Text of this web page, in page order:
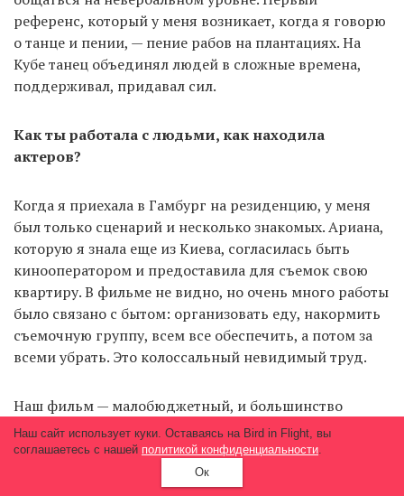
референс, который у меня возникает, когда я говорю
о танце и пении, — пение рабов на плантациях. На
Кубе танец объединял людей в сложные времена,
поддерживал, придавал сил.
Как ты работала с людьми, как находила
актеров?
Когда я приехала в Гамбург на резиденцию, у меня
был только сценарий и несколько знакомых. Ариана,
которую я знала еще из Киева, согласилась быть
кинооператором и предоставила для съемок свою
квартиру. В фильме не видно, но очень много работы
было связано с бытом: организовать еду, накормить
съемочную группу, всем все обеспечить, а потом за
всеми убрать. Это колоссальный невидимый труд.
Наш фильм — малобюджетный, и большинство
людей участвовало в нем из желания помочь,
получить новый опыт и просто пообщаться.
Большинство участников мы нашли через фейсбук.
Наш сайт использует куки. Оставаясь на Bird in Flight, вы
соглашаетесь с нашей политикой конфиденциальности.
Ок